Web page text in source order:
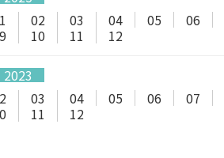
02 03 04 05 06
10 11 12
2023
03 04 05 06 07
11 12